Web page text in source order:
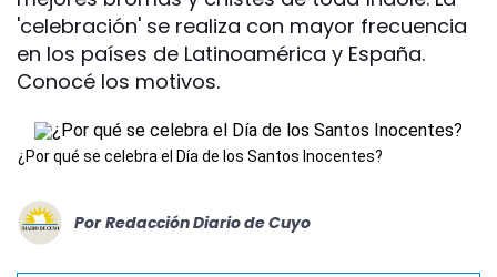
'celebración' se realiza con mayor frecuencia
en los países de Latinoamérica y España.
Conocé los motivos.
¿Por qué se celebra el Día de los Santos Inocentes?
Por Redacción Diario de Cuyo